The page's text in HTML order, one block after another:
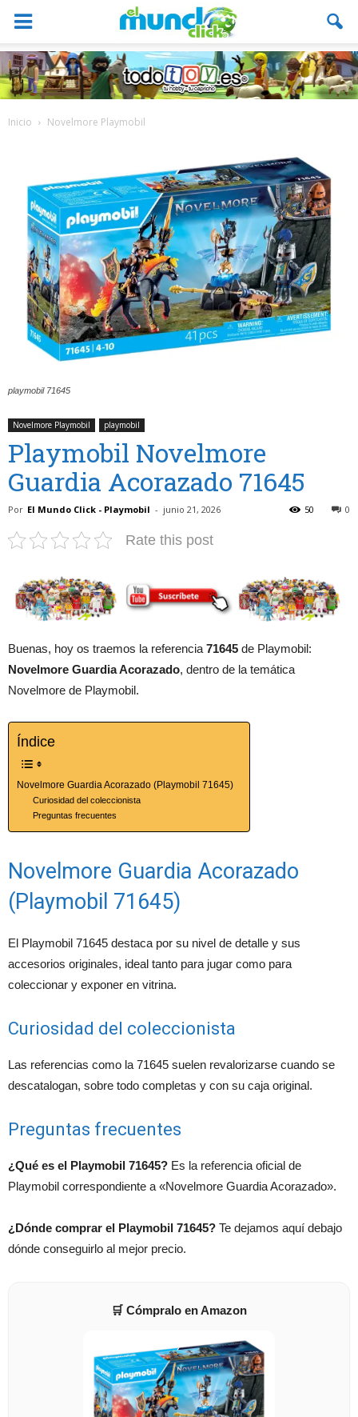
Inicio Novelmore Playmobil
playmobil 71645
Novelmore Playmobil playmobil
Playmobil Novelmore
Guardia Acorazado 71645
Por El Mundo Click - Playmobil - junio 21, 2026 0
50
Rate this post
Buenas, hoy os traemos la referencia 71645 de Playmobil:
Novelmore Guardia Acorazado, dentro de la temática
Novelmore de Playmobil.
Índice
Novelmore Guardia Acorazado (Playmobil 71645)
Curiosidad del coleccionista
Preguntas frecuentes
Novelmore Guardia Acorazado
(Playmobil 71645)
El Playmobil 71645 destaca por su nivel de detalle y sus
accesorios originales, ideal tanto para jugar como para
coleccionar y exponer en vitrina.
Curiosidad del coleccionista
Las referencias como la 71645 suelen revalorizarse cuando se
descatalogan, sobre todo completas y con su caja original.
Preguntas frecuentes
¿Qué es el Playmobil 71645? Es la referencia oficial de
Playmobil correspondiente a «Novelmore Guardia Acorazado».
¿Dónde comprar el Playmobil 71645? Te dejamos aquí debajo
dónde conseguirlo al mejor precio.
🛒 Cómpralo en Amazon